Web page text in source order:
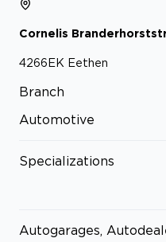
Cornelis
4266EK Eethen
Branch
Automotive
Specializations
Autogarages,